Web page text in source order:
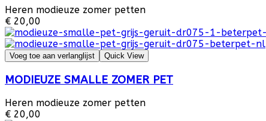
Heren modieuze zomer petten
€ 20,00
Voeg toe aan verlanglijst Quick View
MODIEUZE SMALLE ZOMER PET
Heren modieuze zomer petten
€ 20,00